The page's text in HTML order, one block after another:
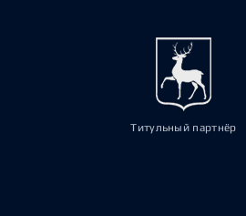
Титульный партнёр